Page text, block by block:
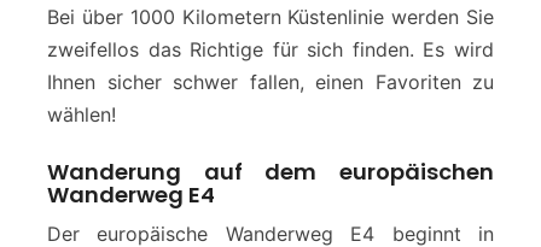
Bei über 1000 Kilometern Küstenlinie werden Sie
zweifellos das Richtige für sich finden. Es wird
Ihnen sicher schwer fallen, einen Favoriten zu
wählen!
Wanderung auf dem europäischen
Wanderweg E4
Der europäische Wanderweg Ε4 beginnt in